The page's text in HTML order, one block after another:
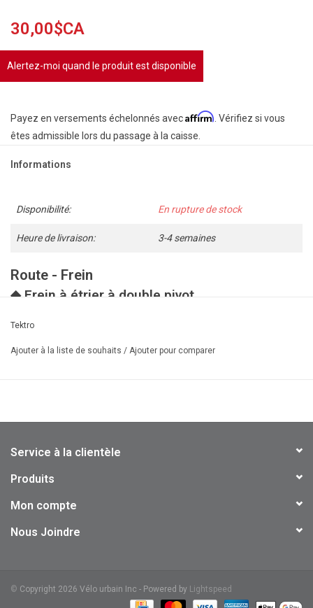
30,00$CA
Alertez-moi quand le produit est disponible
Payez en versements échelonnés avecAffirm. Vérifiez si vous
êtes admissible lors du passage à la caisse.
Informations
Disponibilité: En rupture de stock
Heure de livraison: 3-4 semaines
Route - Frein
◆ Frein à étrier à double pivot
Poids 193 grammes / roue
Tektro
Ajouter à la liste de souhaits / Ajouter pour comparer
Service à la clientèle
Produits
Mon compte
Nous Joindre
© Copyright 2026 Vélo urbain Inc - Powered by Lightspeed